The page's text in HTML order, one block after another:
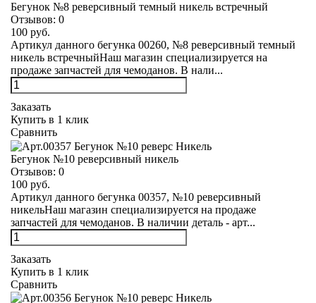
Бегунок №8 реверсивный темный никель встречный
Отзывов: 0
100 руб.
Артикул данного бегунка 00260, №8 реверсивный темный
никель встречныйНаш магазин специализируется на
продаже запчастей для чемоданов. В нали...
Заказать
Купить в 1 клик
Сравнить
Бегунок №10 реверсивный никель
Отзывов: 0
100 руб.
Артикул данного бегунка 00357, №10 реверсивный
никельНаш магазин специализируется на продаже
запчастей для чемоданов. В наличии деталь - арт...
Заказать
Купить в 1 клик
Сравнить